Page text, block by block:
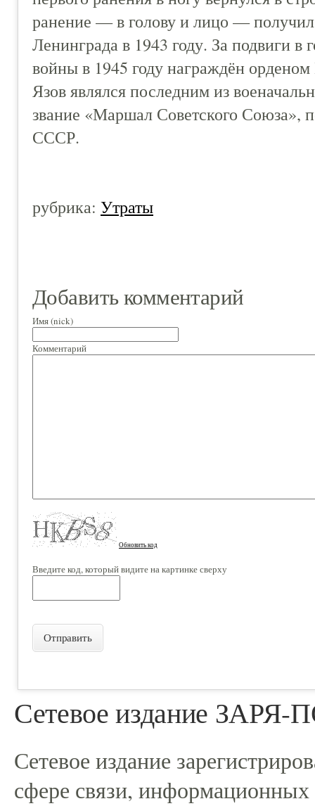
ранение — в голову и лицо —
Ленинграда в 1943 году. За подвиги в
войны в 1945 году награждён
Язов являлся последним из
звание «Маршал Советского
СССР.
рубрика: Утраты
Добавить комментарий
Имя (nick)
Комментарий
Обновить код
Введите код, который видите на картинке сверху
Отправить
Сетевое издание
Сетевое издание
сфере связи,